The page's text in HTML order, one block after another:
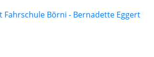
Fahrschule Börni - Bernadette Eggert